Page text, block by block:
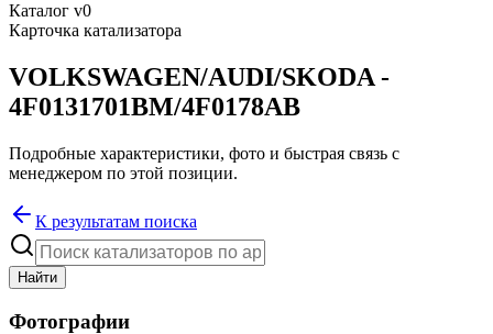
Каталог v0
Карточка катализатора
VOLKSWAGEN/AUDI/SKODA -
4F0131701BM/4F0178AB
Подробные характеристики, фото и быстрая связь с
менеджером по этой позиции.
К результатам поиска
Найти
Фотографии